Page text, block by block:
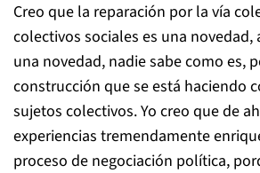
Creo que la reparación por la vía
colectivos sociales es una
una novedad, nadie sabe como es,
construcción que se está haciendo
sujetos colectivos. Yo creo que de
experiencias tremendamente
proceso de negociación política,